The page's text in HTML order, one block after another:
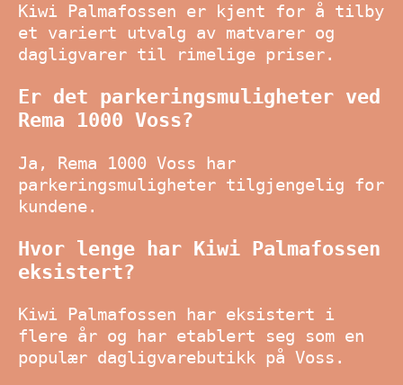
Kiwi Palmafossen er kjent for å tilby
et variert utvalg av matvarer og
dagligvarer til rimelige priser.
Er det parkeringsmuligheter ved
Rema 1000 Voss?
Ja, Rema 1000 Voss har
parkeringsmuligheter tilgjengelig for
kundene.
Hvor lenge har Kiwi Palmafossen
eksistert?
Kiwi Palmafossen har eksistert i
flere år og har etablert seg som en
populær dagligvarebutikk på Voss.